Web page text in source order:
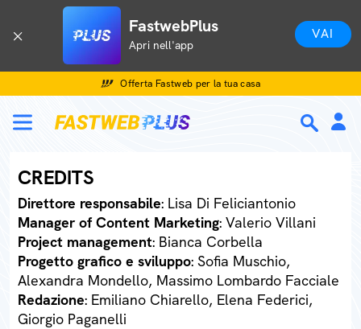
FastwebPlus
Apri nell'app
VAI
Offerta Fastweb per la tua casa
CREDITS
Direttore responsabile: Lisa Di Feliciantonio
Manager of Content Marketing: Valerio Villani
Project management: Bianca Corbella
Progetto grafico e sviluppo: Sofia Muschio,
Alexandra Mondello, Massimo Lombardo Facciale
Redazione: Emiliano Chiarello, Elena Federici,
Giorgio Paganelli